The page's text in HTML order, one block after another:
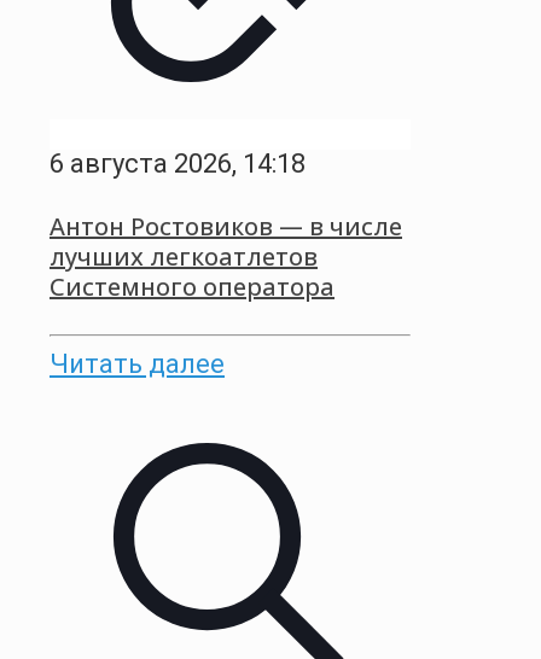
6 августа 2026, 14:18
Антон Ростовиков — в числе
лучших легкоатлетов
Системного оператора
Читать далее